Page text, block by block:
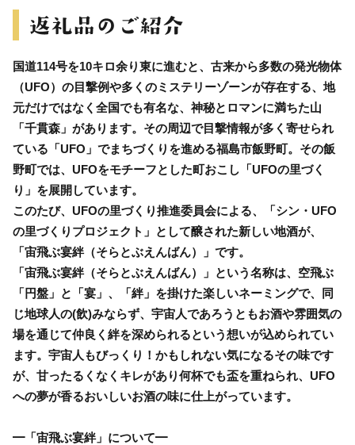
国道114号を10キロ余り東に進むと、古来から多数の発光物体
（UFO）の目撃例や多くのミステリーゾーンが存在する、地
元だけではなく全国でも有名な、神秘とロマンに満ちた山
「千貫森」があります。その周辺で目撃情報が多く寄せられ
ている「UFO」でまちづくりを進める福島市飯野町。その飯
野町では、UFOをモチーフとした町おこし「UFOの里づく
り」を展開しています。
このたび、UFOの里づくり推進委員会による、「シン・UFO
の里づくりプロジェクト」として醸された新しい地酒が、
「宙飛ぶ宴絆（そらとぶえんばん）」です。
「宙飛ぶ宴絆（そらとぶえんばん）」という名称は、空飛ぶ
「円盤」と「宴」、「絆」を掛けた楽しいネーミングで、同
じ地球人の(飲)みならず、宇宙人であろうともお酒や雰囲気の
場を通じて仲良く絆を深められるという想いが込められてい
ます。宇宙人もびっくり！かもしれない気になるその味です
が、甘ったるくなくキレがあり何杯でも盃を重ねられ、UFO
への夢が香るおいしいお酒の味に仕上がっています。
━「宙飛ぶ宴絆」について━